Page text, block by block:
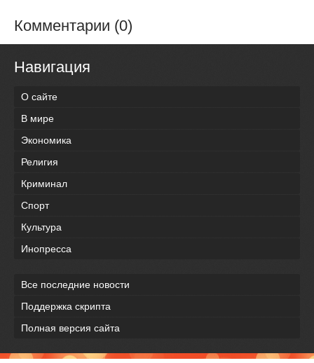
Комментарии (0)
Навигация
О сайте
В мире
Экономика
Религия
Криминал
Спорт
Культура
Инопресса
Все последние новости
Поддержка скрипта
Полная версия сайта